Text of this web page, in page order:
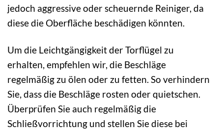
jedoch aggressive oder scheuernde Reiniger, da
diese die Oberfläche beschädigen könnten.
Um die Leichtgängigkeit der Torflügel zu
erhalten, empfehlen wir, die Beschläge
regelmäßig zu ölen oder zu fetten. So verhindern
Sie, dass die Beschläge rosten oder quietschen.
Überprüfen Sie auch regelmäßig die
Schließvorrichtung und stellen Sie diese bei